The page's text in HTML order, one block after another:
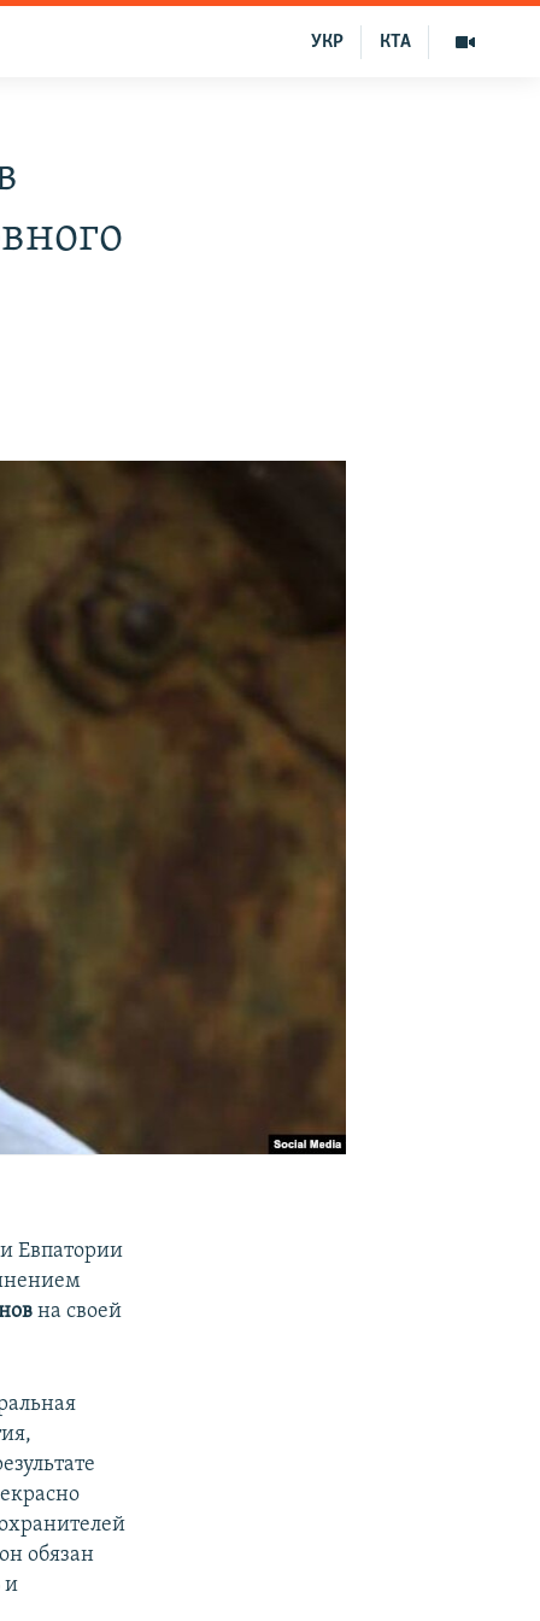
КТА
УКР
Евпатории
на своей
обязан
и